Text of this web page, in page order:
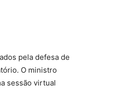
pela defesa de
O ministro
sessão virtual